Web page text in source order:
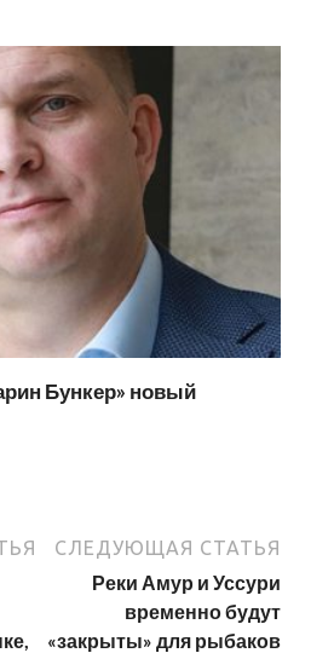
Бункер» новый
СЛЕДУЮЩАЯ СТАТЬЯ
Реки Амур и Уссури
временно будут
«закрыты» для рыбаков